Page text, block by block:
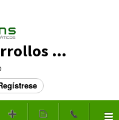
Cormòns Desarrollos Informáticos - Mesa de Ayuda